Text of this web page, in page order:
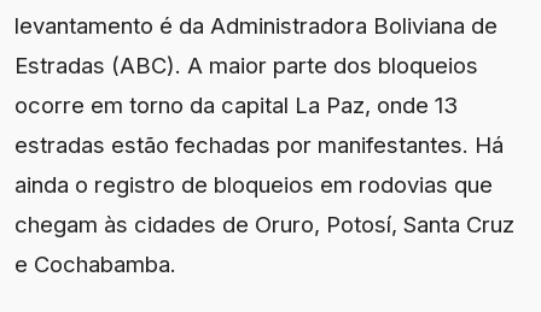
levantamento é da Administradora Boliviana de
Estradas (ABC). A maior parte dos bloqueios
ocorre em torno da capital La Paz, onde 13
estradas estão fechadas por manifestantes. Há
ainda o registro de bloqueios em rodovias que
chegam às cidades de Oruro, Potosí, Santa Cruz
e Cochabamba.